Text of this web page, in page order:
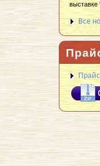
выставке
Все